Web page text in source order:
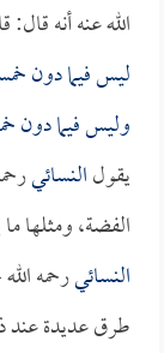
الله عنه أنه
ليس فيما دون
وليس فيما
يقولالنسائي
الفضة، ومثلها
النسائيرحمه
طرق عديدة عند